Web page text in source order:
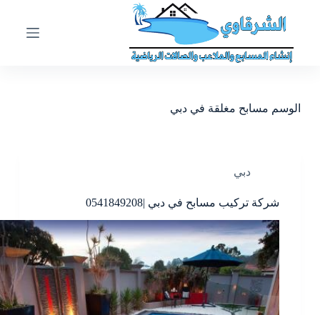
و
ى
الوسم مسابح مغلقة في دبي
دبي
شركة تركيب مسابح في دبي |0541849208